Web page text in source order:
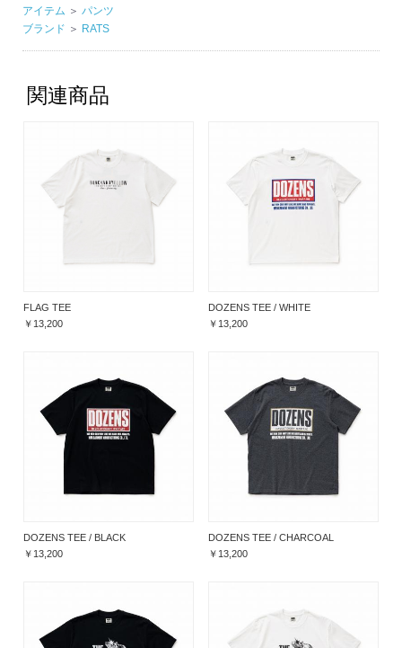
アイテム ＞ パンツ
ブランド ＞ RATS
関連商品
FLAG TEE
￥13,200
DOZENS TEE / WHITE
￥13,200
DOZENS TEE / BLACK
￥13,200
DOZENS TEE / CHARCOAL
￥13,200